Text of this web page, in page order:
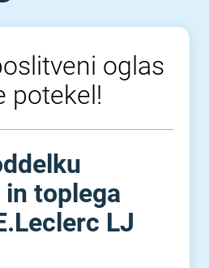
oglas
potekel!
toplega
LJ